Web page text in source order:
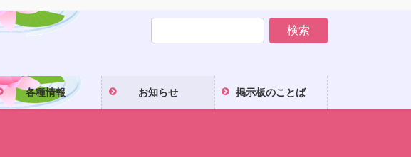
各種情報 お知らせ 掲示板のことば